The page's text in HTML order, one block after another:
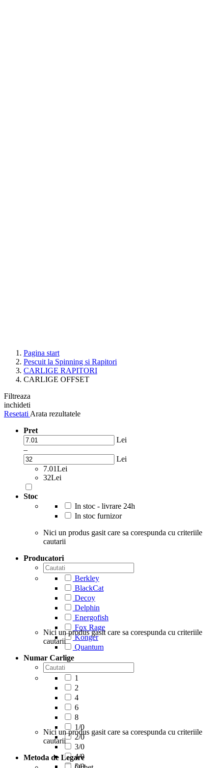
Pagina start
Pescuit la Spinning si Rapitori
CARLIGE RAPITORI
CARLIGE OFFSET
Filtreaza
inchideti
Resetati Arata rezultatele
Pret
Lei
–
Lei
7.01Lei
32Lei
Stoc
In stoc - livrare 24h
In stoc furnizor
Nici un produs gasit care sa corespunda cu criteriile
cautarii
Producatori
Berkley
BlackCat
Decoy
Delphin
Energofish
Fox Rage
Konger
Quantum
Nici un produs gasit care sa corespunda cu criteriile
cautarii
Numar Carlige
1
2
4
6
8
1/0
2/0
3/0
4/0
5/0
Nici un produs gasit care sa corespunda cu criteriile
cautarii
Metoda de Legare